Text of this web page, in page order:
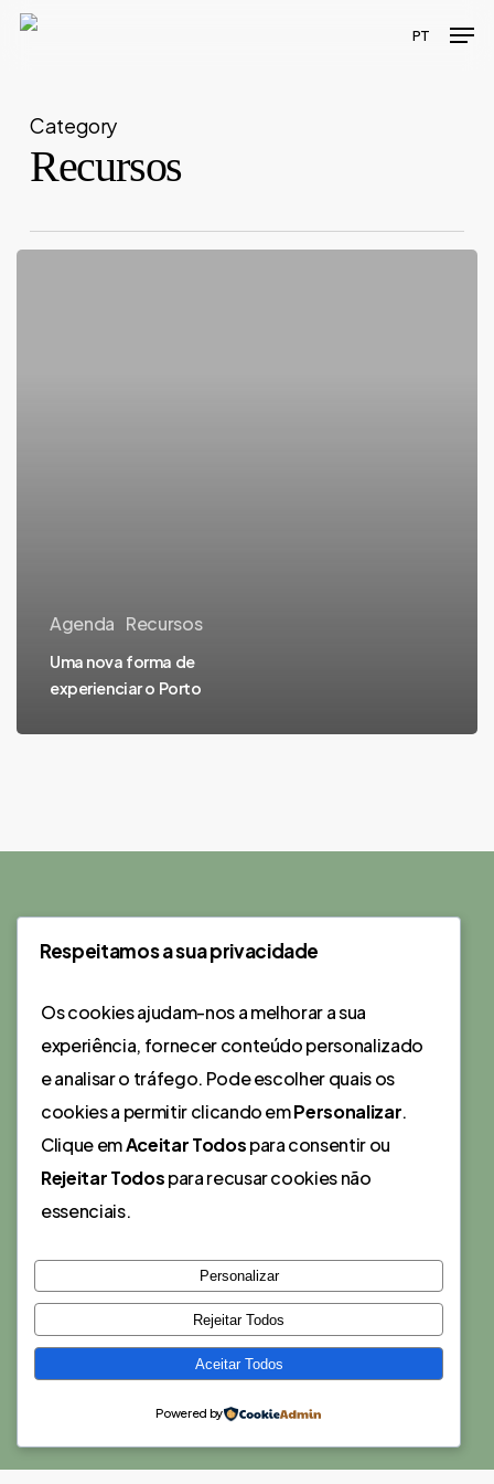
Skip
content
PT
Category
Recursos
Agenda Recursos
Uma nova forma de
experienciar o Porto
Uma iniciativa daVintage for a Cause.
Rua Damião de Góis 96, Loja B, Porto
+351 221 113 045
Navegação
Sobre Nós
Comunidade
Recursos
Legal
Termos & Condições
Política de Privacidade
Newsletter
Respeitamos a sua privacidade
Os cookies ajudam-nos a melhorar a sua
experiência, fornecer conteúdo personalizado
e analisar o tráfego. Pode escolher quais os
cookies a permitir clicando emPersonalizar.
Clique emAceitar Todospara consentir ou
Rejeitar Todospara recusar cookies não
essenciais.
Personalizar
Rejeitar Todos
Aceitar Todos
Powered by